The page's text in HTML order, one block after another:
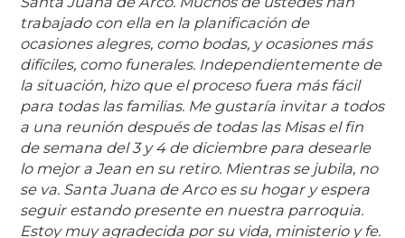
trabajado con ella en la planificación de
ocasiones alegres, como bodas, y ocasiones más
difíciles, como funerales. Independientemente de
la situación, hizo que el proceso fuera más fácil
para todas las familias. Me gustaría invitar a todos
a una reunión después de todas las Misas el fin
de semana del 3 y 4 de diciembre para desearle
lo mejor a Jean en su retiro. Mientras se jubila, no
se va. Santa Juana de Arco es su hogar y espera
seguir estando presente en nuestra parroquia.
Estoy muy agradecida por su vida, ministerio y fe.